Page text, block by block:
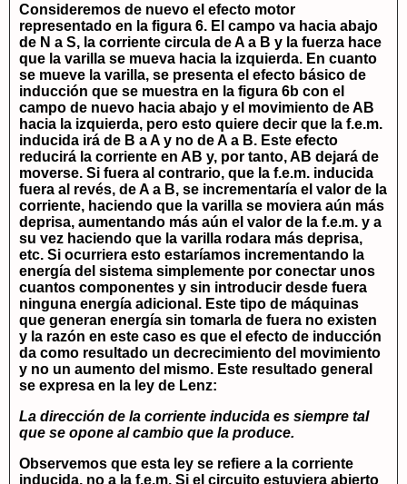
Consideremos de nuevo el efecto motor
representado en la figura 6. El campo va hacia abajo
de N a S, la corriente circula de A a B y la fuerza hace
que la varilla se mueva hacia la izquierda. En cuanto
se mueve la varilla, se presenta el efecto básico de
inducción que se muestra en la figura 6b con el
campo de nuevo hacia abajo y el movimiento de AB
hacia la izquierda, pero esto quiere decir que la f.e.m.
inducida irá de B a A y no de A a B. Este efecto
reducirá la corriente en AB y, por tanto, AB dejará de
moverse. Si fuera al contrario, que la f.e.m. inducida
fuera al revés, de A a B, se incrementaría el valor de la
corriente, haciendo que la varilla se moviera aún más
deprisa, aumentando más aún el valor de la f.e.m. y a
su vez haciendo que la varilla rodara más deprisa,
etc. Si ocurriera esto estaríamos incrementando la
energía del sistema simplemente por conectar unos
cuantos componentes y sin introducir desde fuera
ninguna energía adicional. Este tipo de máquinas
que generan energía sin tomarla de fuera no existen
y la razón en este caso es que el efecto de inducción
da como resultado un decrecimiento del movimiento
y no un aumento del mismo. Este resultado general
se expresa en la ley de Lenz:
La dirección de la corriente inducida es siempre tal
que se opone al cambio que la produce.
Observemos que esta ley se refiere a la corriente
inducida, no a la f.e.m. Si el circuito estuviera abierto